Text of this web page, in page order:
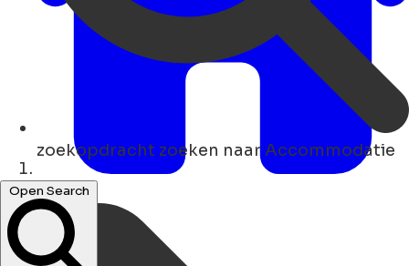
zoekopdracht zoeken naar Accommodatie
Open Search
Thuis